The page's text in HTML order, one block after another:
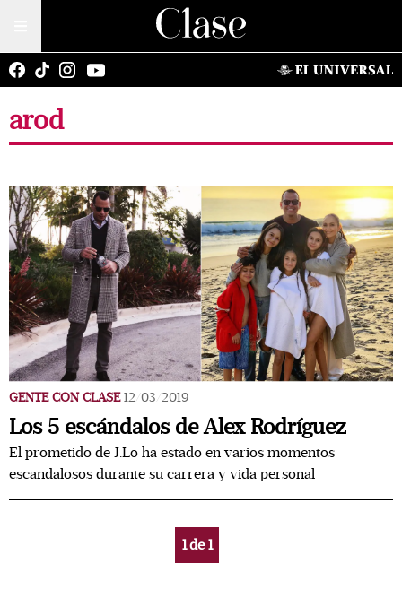
arod
GENTE CON CLASE 12/03/2019
Los 5 escándalos de Alex Rodríguez
El prometido de J.Lo ha estado en varios momentos
escandalosos durante su carrera y vida personal
1de1